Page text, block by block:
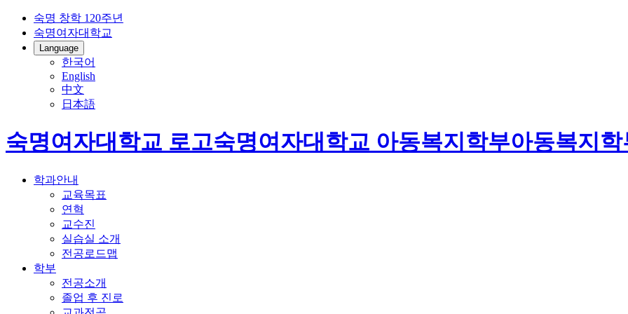
숙명 창학 120주년
숙명여자대학교
Language
한국어
English
中文
日本語
숙명여자대학교 로고숙명여자대학교 아동복지학부아동복지학
학과안내
교육목표
연혁
교수진
실습실 소개
전공로드맵
학부
전공소개
졸업 후 진로